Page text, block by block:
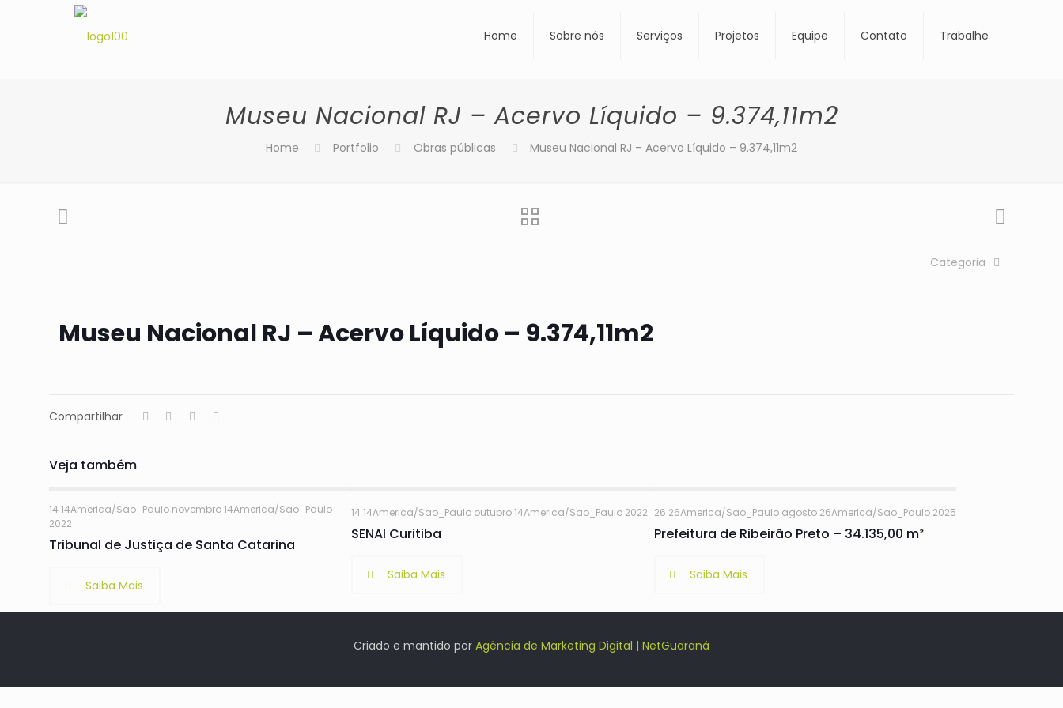
Home Sobre nós Serviços Projetos Equipe Contato Trabalhe
Museu Nacional RJ – Acervo Líquido – 9.374,11m2
Home Portfolio Obras públicas Museu Nacional RJ – Acervo Líquido – 9.374,11m2
Categoria
Museu Nacional RJ – Acervo Líquido – 9.374,11m2
Compartilhar
Veja também
14 14America/Sao_Paulo novembro 14America/Sao_Paulo
2022
Tribunal de Justiça de Santa Catarina
Saiba Mais
14 14America/Sao_Paulo outubro 14America/Sao_Paulo 2022
SENAI Curitiba
Saiba Mais
26 26America/Sao_Paulo agosto 26America/Sao_Paulo 2025
Prefeitura de Ribeirão Preto – 34.135,00 m²
Saiba Mais
Criado e mantido por Agência de Marketing Digital | NetGuaraná